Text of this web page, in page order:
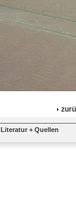
Literatur + Quellen